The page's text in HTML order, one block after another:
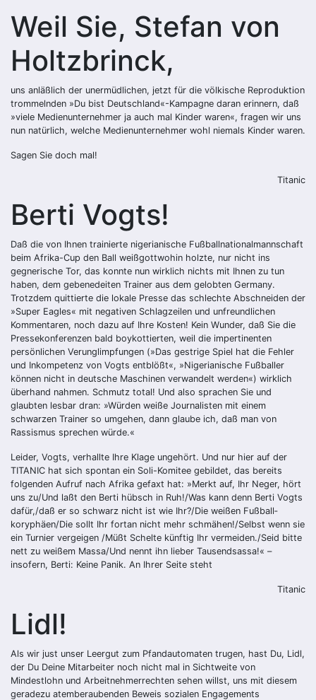
Weil Sie, Stefan von
Holtzbrinck,
uns anläßlich der unermüdlichen, jetzt für die völkische Reproduktion
trommelnden »Du bist Deutschland«-Kampagne daran erinnern, daß
»viele Medienunternehmer ja auch mal Kinder waren«, fragen wir uns
nun natürlich, welche Medienunternehmer wohl niemals Kinder waren.
Sagen Sie doch mal!
Titanic
Berti Vogts!
Daß die von Ihnen trainierte ­nigerianische Fußballnationalmannschaft
beim Afrika-Cup den Ball weißgottwohin holzte, nur nicht ins
gegnerische Tor, das konnte nun wirklich nichts mit Ihnen zu tun
haben, dem gebenedeiten Trainer aus dem gelobten Germany.
Trotzdem quittierte die lokale Presse das schlechte Abschneiden der
»Super Eagles« mit negativen Schlagzeilen und unfreundlichen
Kommentaren, noch dazu auf Ihre ­Kosten! Kein Wunder, daß Sie die
Presse­konferenzen bald boykottierten, weil die impertinenten
persönlichen Verunglimpfungen (»Das gestrige Spiel hat die Fehler
und Inkompetenz von Vogts entblößt«, »Nigerianische Fußballer
können nicht in deutsche Maschinen verwandelt werden«) wirklich
überhand nahmen. Schmutz total! Und also sprachen Sie und
glaubten lesbar dran: »Würden weiße Journalisten mit einem
schwarzen Trainer so umgehen, dann glaube ich, daß man von
Rassismus sprechen würde.«
Leider, Vogts, verhallte Ihre Klage ungehört. Und nur hier auf der
TITA­NIC hat sich spontan ein Soli-Komitee gebildet, das bereits
folgenden Aufruf nach Afrika gefaxt hat: »Merkt auf, Ihr Neger, hört
uns zu/Und laßt den Berti hübsch in Ruh!/Was kann denn Berti Vogts
dafür,/daß er so schwarz nicht ist wie Ihr?/Die weißen Fußball­
koryphäen/Die sollt Ihr fortan nicht mehr schmähen!/Selbst wenn sie
ein Turnier vergeigen /Müßt ­Schelte künftig Ihr vermeiden./Seid bitte
nett zu weißem Massa/Und nennt ihn ­lieber Tausendsassa!« –
insofern, ­Berti: Keine Panik. An Ihrer Seite steht
Titanic
Lidl!
Als wir just unser Leergut zum Pfandautomaten trugen, hast Du, Lidl,
der Du Deine Mitarbeiter noch nicht mal in Sichtweite von
Mindestlohn und Arbeitnehmerrechten sehen willst, uns mit diesem
geradezu atemberaubenden Beweis sozialen Engagements